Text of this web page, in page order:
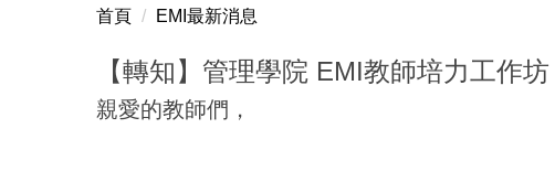
首頁 EMI最新消息
【轉知】管理學院 EMI教師培力工作坊
親愛的教師們，